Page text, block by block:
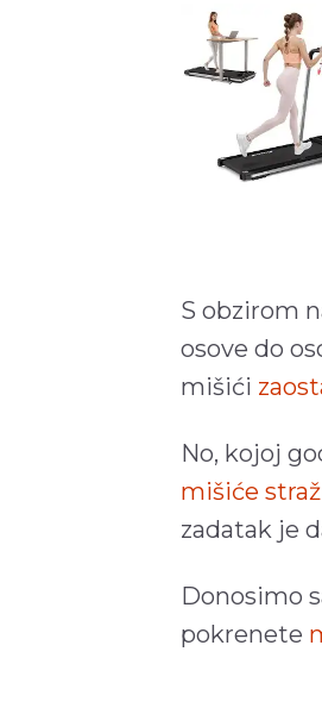
S obzirom
osove do
mišići
No, kojoj
mišiće
zadatak je
Donosimo
pokrenete